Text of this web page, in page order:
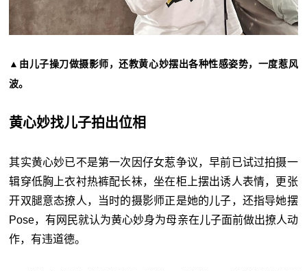
▲由儿子操刀做摄影师，还教黄心妙摆出各种性感姿势，一度惹风
波。
黄心妙找儿子拍出位相
其实黄心妙已不是第一次因仔女惹争议，早前已试过拍摄一
辑穿低胸上衣衬热裤配长袜，坐在柜上摆出诱人表情，更张
开双腿意态撩人，当时的摄影师正是她的儿子，还指导她摆
Pose，有网民就认为黄心妙身为母亲在儿子面前做出撩人动
作，有违道德。